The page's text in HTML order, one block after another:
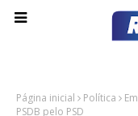
Página inicial Política
PSDB pelo PSD